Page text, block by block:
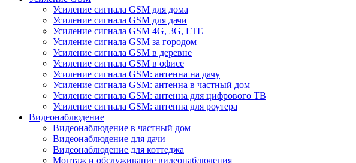
Усиление сигнала GSM для дома
Усиление сигнала GSM для дачи
Усиление сигнала GSM 4G, 3G, LTE
Усиление сигнала GSM за городом
Усиление сигнала GSM в деревне
Усиление сигнала GSM в офисе
Усиление сигнала GSM: антенна на дачу
Усиление сигнала GSM: антенна в частный дом
Усиление сигнала GSM: антенна для цифрового ТВ
Усиление сигнала GSM: антенна для роутера
Видеонаблюдение
Видеонаблюдение в частный дом
Видеонаблюдение для дачи
Видеонаблюдение для коттеджа
Монтаж и обслуживание видеонаблюдения